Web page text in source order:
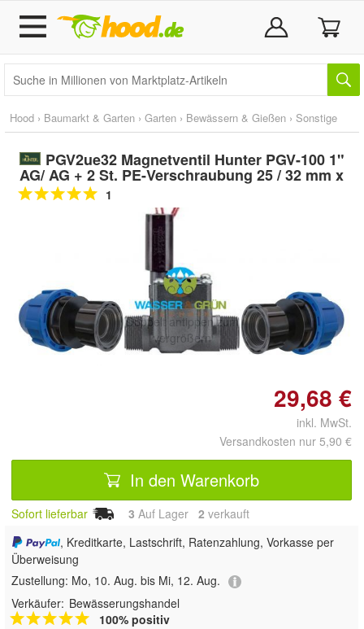
Hood › Baumarkt & Garten › Garten › Bewässern & Gießen › Sonstige
PGV2ue32 Magnetventil Hunter PGV-100 1"
AG/ AG + 2 St. PE-Verschraubung 25 / 32 mm x
1
Doppelt antippen zum
vergrößern
29,68 €
inkl. MwSt.
Versandkosten nur 5,90 €
In den Warenkorb
Sofort lieferbar 3 Auf Lager 2 verkauft
, Kreditkarte, Lastschrift, Ratenzahlung, Vorkasse per
Überweisung
Zustellung: Mo, 10. Aug. bis Mi, 12. Aug.
Verkäufer: Bewässerungshandel
100% positiv